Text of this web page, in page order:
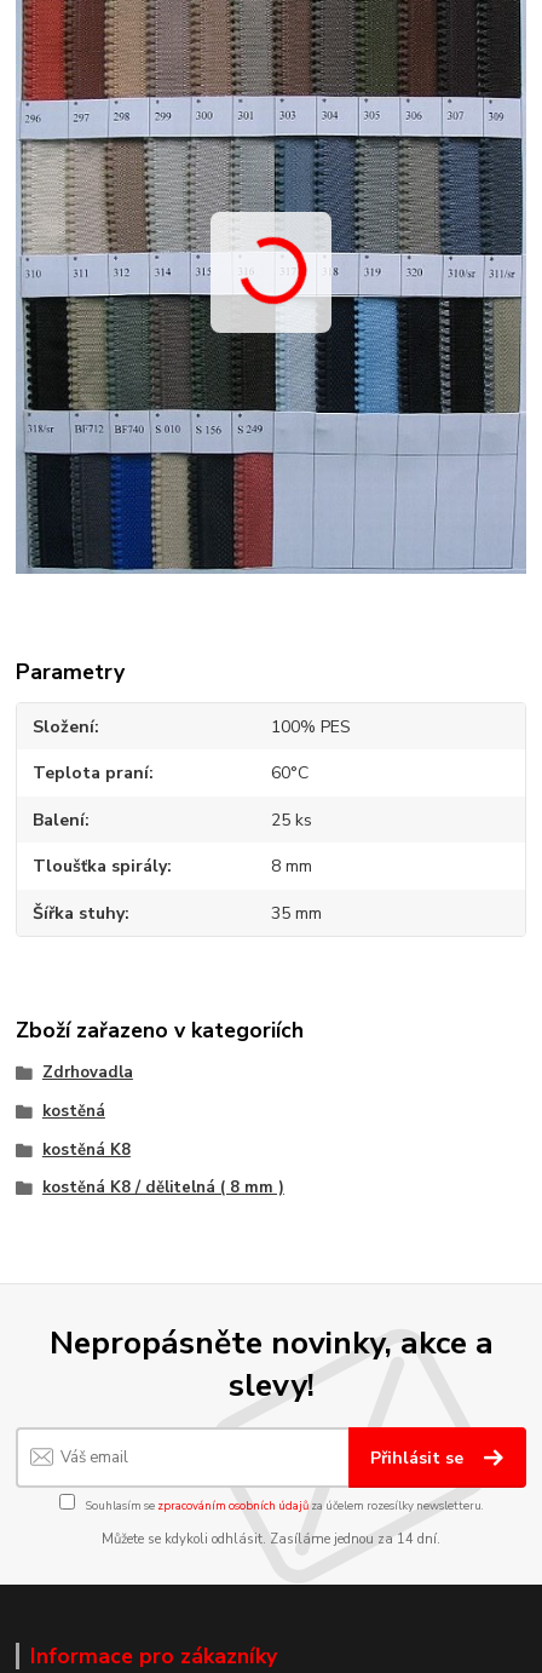
Parametry
Složení 100% PES
Teplota praní 60°C
Balení 25 ks
Tloušťka spirály 8 mm
Šířka stuhy 35 mm
Zboží zařazeno v kategoriích
Zdrhovadla
kostěná
kostěná K8
kostěná K8 / dělitelná ( 8 mm )
Nepropásněte novinky, akce a
slevy!
Přihlásit se
Souhlasím se zpracováním osobních údajůza účelem rozesílky newsletteru.
Můžete se kdykoli odhlásit. Zasíláme jednou za 14 dní.
Informace pro zákazníky